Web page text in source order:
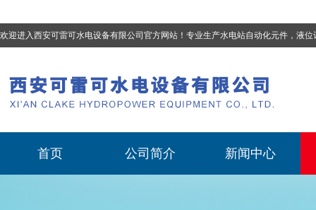
欢迎进入西安可雷可水电设备有限公司官方网站！专业生产水电站自动化元件，液位计、流量计、压力变送器、油混水控制器、温度传感器、电磁阀球阀蝶阀、测速装置、位移
首页 公司简介 新闻中心